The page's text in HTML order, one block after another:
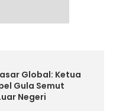
Global: Ketua
Gula Semut
Negeri